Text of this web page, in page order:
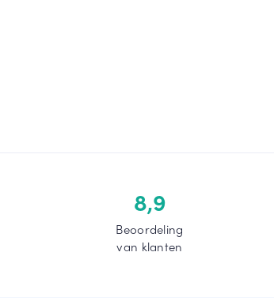
8,9
Beoordeling
van klanten